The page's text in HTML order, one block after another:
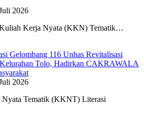
2026
Kuliah Kerja Nyata (KKN) Tematik…
Gelombang 116 Unhas Revitalisasi
Kelurahan Tolo, Hadirkan CAKRAWALA
2026
Tematik (KKNT) Literasi